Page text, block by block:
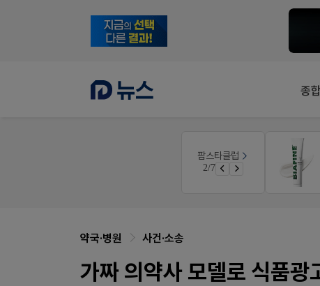
종합
팜스타클럽
3/7 우리 가족 다양한 상처엔 비아핀!
약국·병원 사건·소송
가짜 의약사 모델로 식품